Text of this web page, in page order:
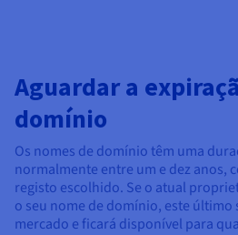
Aguardar a
domínio
Os nomes de domínio têm uma
normalmente entre um e dez anos,
registo escolhido. Se o atual
o seu nome de domínio, este último
mercado e ficará disponível para